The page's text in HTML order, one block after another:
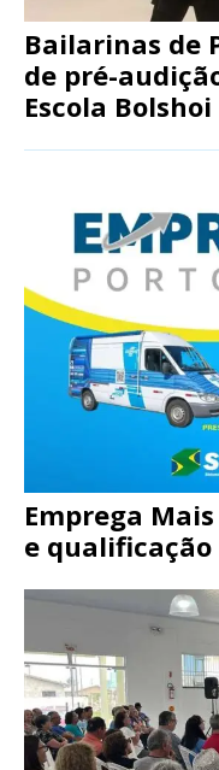
Bailarinas de
de pré-
Escola Bolshoi
Emprega
e qualificação